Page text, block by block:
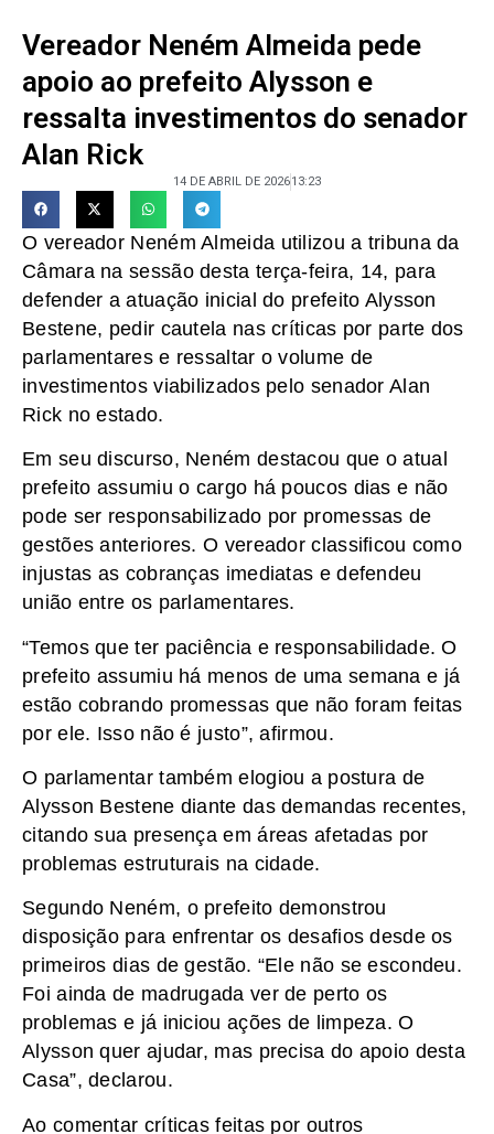
Vereador Neném Almeida pede
apoio ao prefeito Alysson e
ressalta investimentos do senador
Alan Rick
14 DE ABRIL DE 202613:23
O vereador Neném Almeida utilizou a tribuna da
Câmara na sessão desta terça-feira, 14, para
defender a atuação inicial do prefeito Alysson
Bestene, pedir cautela nas críticas por parte dos
parlamentares e ressaltar o volume de
investimentos viabilizados pelo senador Alan
Rick no estado.
Em seu discurso, Neném destacou que o atual
prefeito assumiu o cargo há poucos dias e não
pode ser responsabilizado por promessas de
gestões anteriores. O vereador classificou como
injustas as cobranças imediatas e defendeu
união entre os parlamentares.
“Temos que ter paciência e responsabilidade. O
prefeito assumiu há menos de uma semana e já
estão cobrando promessas que não foram feitas
por ele. Isso não é justo”, afirmou.
O parlamentar também elogiou a postura de
Alysson Bestene diante das demandas recentes,
citando sua presença em áreas afetadas por
problemas estruturais na cidade.
Segundo Neném, o prefeito demonstrou
disposição para enfrentar os desafios desde os
primeiros dias de gestão. “Ele não se escondeu.
Foi ainda de madrugada ver de perto os
problemas e já iniciou ações de limpeza. O
Alysson quer ajudar, mas precisa do apoio desta
Casa”, declarou.
Ao comentar críticas feitas por outros